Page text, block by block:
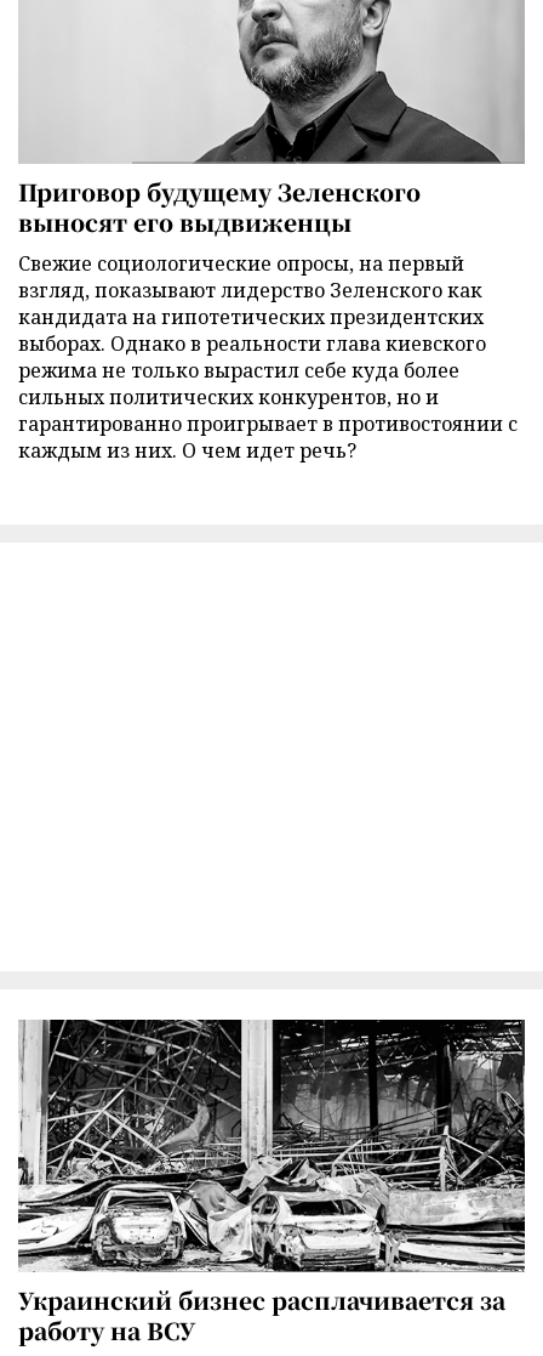
Приговор будущему Зеленского
выносят его выдвиженцы
Свежие социологические опросы, на первый
взгляд, показывают лидерство Зеленского как
кандидата на гипотетических президентских
выборах. Однако в реальности глава киевского
режима не только вырастил себе куда более
сильных политических конкурентов, но и
гарантированно проигрывает в противостоянии с
каждым из них. О чем идет речь?
Украинский бизнес расплачивается за
работу на ВСУ